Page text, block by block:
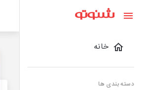
خانه
دسته بندی ها